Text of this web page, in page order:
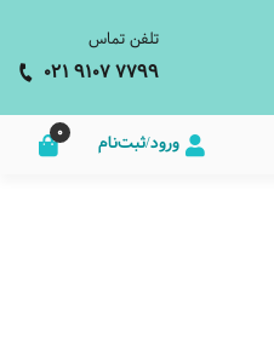
تلفن تماس
021 9107 7799
ورود/ثبت‌نام 0